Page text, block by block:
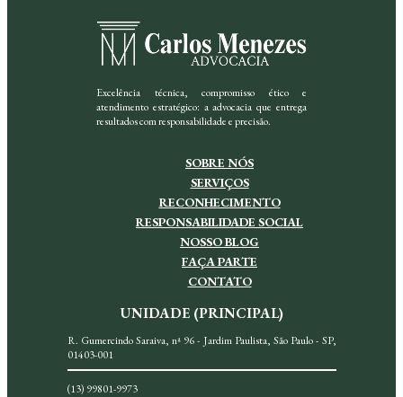
Excelência técnica, compromisso ético e
atendimento estratégico: a advocacia que entrega
resultados com responsabilidade e precisão.
SOBRE NÓS
SERVIÇOS
RECONHECIMENTO
RESPONSABILIDADE SOCIAL
NOSSO BLOG
FAÇA PARTE
CONTATO
UNIDADE (PRINCIPAL)
R. Gumercindo Saraiva, nª 96 - Jardim Paulista, São Paulo - SP,
01403-001
(13) 99801-9973